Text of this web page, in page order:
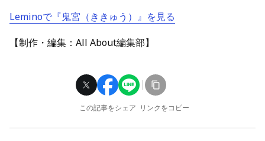
Leminoで『鬼宮（ききゅう）』を見る
【制作・編集：All About編集部】
この記事をシェア リンクをコピー